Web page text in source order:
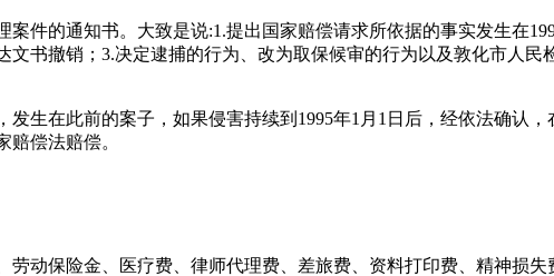
案件的通知书。大致是说:1.提出国家赔偿请求所依据的事实发生在
书撤销；3.决定逮捕的行为、改为取保候审的行为以及敦化市人
生在此前的案子，如果侵害持续到1995年1月1日后，经依法确认
偿法赔偿。
动保险金、医疗费、律师代理费、差旅费、资料打印费、精神损失